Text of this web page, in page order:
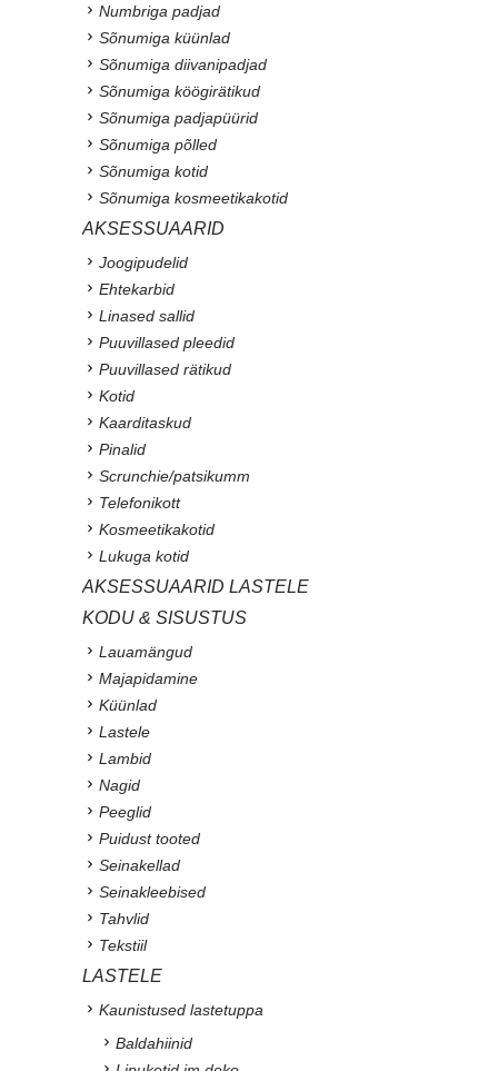
Numbriga padjad
Sõnumiga küünlad
Sõnumiga diivanipadjad
Sõnumiga köögirätikud
Sõnumiga padjapüürid
Sõnumiga põlled
Sõnumiga kotid
Sõnumiga kosmeetikakotid
AKSESSUAARID
Joogipudelid
Ehtekarbid
Linased sallid
Puuvillased pleedid
Puuvillased rätikud
Kotid
Kaarditaskud
Pinalid
Scrunchie/patsikumm
Telefonikott
Kosmeetikakotid
Lukuga kotid
AKSESSUAARID LASTELE
KODU & SISUSTUS
Lauamängud
Majapidamine
Küünlad
Lastele
Lambid
Nagid
Peeglid
Puidust tooted
Seinakellad
Seinakleebised
Tahvlid
Tekstiil
LASTELE
Kaunistused lastetuppa
Baldahiinid